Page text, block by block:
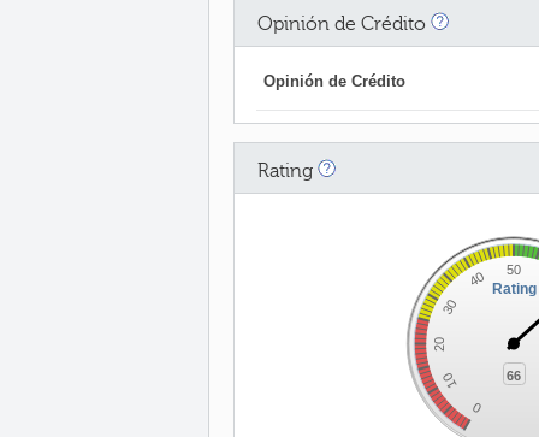
Opinión de Crédito
Opinión de Crédito
Rating
Rating
66
0
20
40
10
30
50